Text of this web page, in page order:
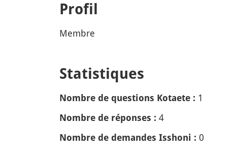
Profil
Membre
Statistiques
Nombre de questions Kotaete : 1
Nombre de réponses : 4
Nombre de demandes Isshoni : 0